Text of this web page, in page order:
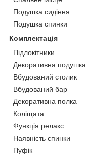
Подушка сидіння
Подушка спинки
Комплектація
Підлокітники
Декоративна подушка
Вбудований столик
Вбудований бар
Декоративна полка
Коліщата
Функція релакс
Наявність спинки
Пуфік